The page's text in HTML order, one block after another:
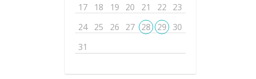
17
18 19 20 21 22
23
24
25 26 27 28 29
30
31